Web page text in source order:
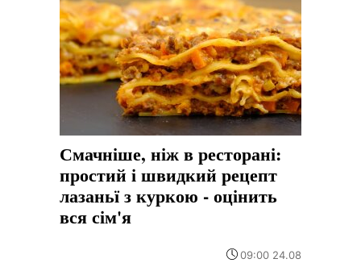
Смачніше, ніж в ресторані:
простий і швидкий рецепт
лазаньї з куркою - оцінить
вся сім'я
09:00 24.08